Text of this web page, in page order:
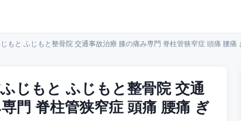
もと ふじもと整骨院 交通事故治療 膝の痛み専門 脊柱管狭窄症 頭痛 腰痛
じもと ふじもと整骨院 交通
門 脊柱管狭窄症 頭痛 腰痛 ぎ